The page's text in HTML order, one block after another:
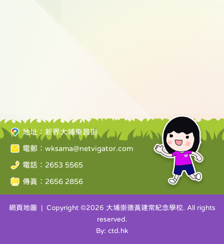
地址：新界大埔東昌街
電郵： wksama@netvigator.com
電話：2653 5565
傳真：2656 2856
網頁地圖 | Copyright ©2026 大埔崇德黃建常紀念學校. All rights
reserved.
By: ctd.hk